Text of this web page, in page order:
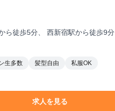
ら徒歩5分、 西新宿駅から徒歩9分
生多数 髪型自由
私服OK
求人を見る